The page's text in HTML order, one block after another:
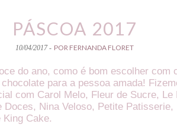
PÁSCOA 2017
10/04/2017 - POR FERNANDA FLORET
do ano, como é bom escolher com
para a pessoa amada!
com Carol Melo, Fleur de Sucre, Le
Doces, Nina Veloso, Petite Patisserie,
King Cake.